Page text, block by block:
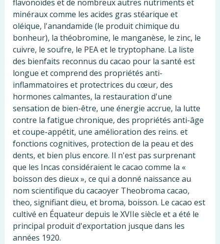
flavonoïdes et de nombreux autres nutriments et
minéraux comme les acides gras stéarique et
oléique, l'anandamide (le produit chimique du
bonheur), la théobromine, le manganèse, le zinc, le
cuivre, le soufre, le PEA et le tryptophane. La liste
des bienfaits reconnus du cacao pour la santé est
longue et comprend des propriétés anti-
inflammatoires et protectrices du cœur, des
hormones calmantes, la restauration d'une
sensation de bien-être, une énergie accrue, la lutte
contre la fatigue chronique, des propriétés anti-âge
et coupe-appétit, une amélioration des reins. et
fonctions cognitives, protection de la peau et des
dents, et bien plus encore. Il n'est pas surprenant
que les Incas considéraient le cacao comme la «
boisson des dieux », ce qui a donné naissance au
nom scientifique du cacaoyer Theobroma cacao,
theo, signifiant dieu, et broma, boisson. Le cacao est
cultivé en Équateur depuis le XVIIe siècle et a été le
principal produit d'exportation jusque dans les
années 1920.